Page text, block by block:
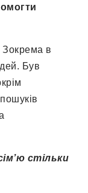
Зокрема в
Був
стільки